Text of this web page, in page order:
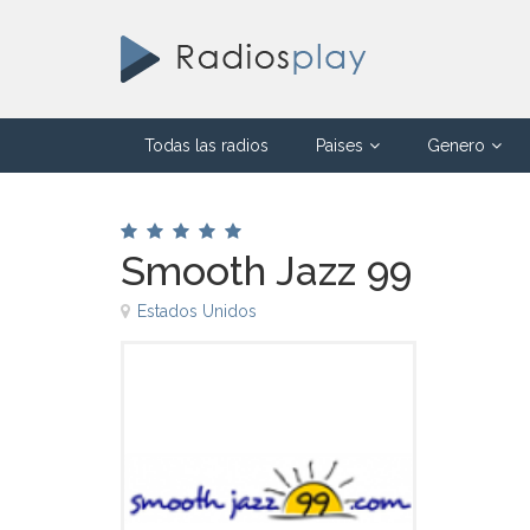
Todas las radios Paises Genero
Smooth Jazz 99
Estados Unidos